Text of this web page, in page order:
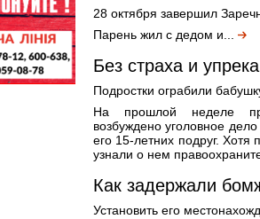
28 октября завершил
Парень жил с дедом и...
Без страха и упрека
Подростки ограбили
На прошлой неделе
возбуждено уголовное
его 15-летних подруг.
узнали о нем
Как задержали
Установить его